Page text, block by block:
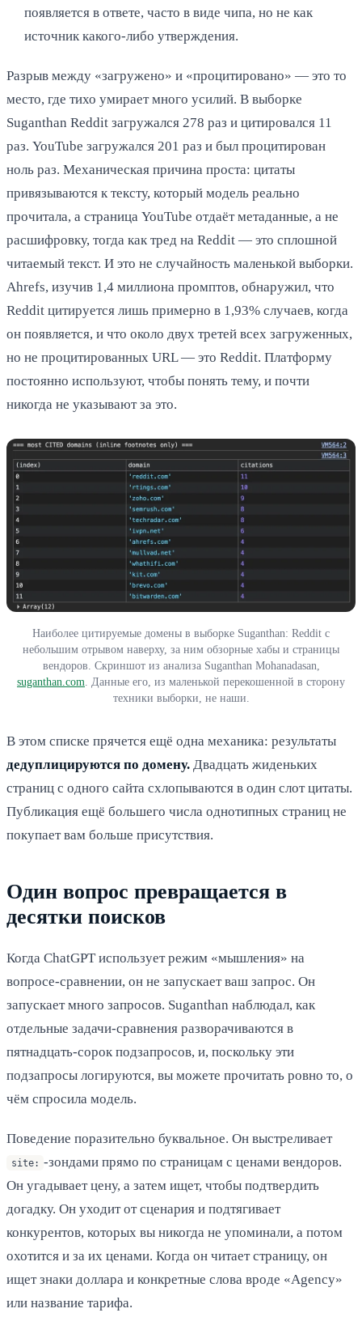
появляется в ответе, часто в виде чипа, но не как
источник какого-либо утверждения.
Разрыв между «загружено» и «процитировано» — это то
место, где тихо умирает много усилий. В выборке
Suganthan Reddit загружался 278 раз и цитировался 11
раз. YouTube загружался 201 раз и был процитирован
ноль раз. Механическая причина проста: цитаты
привязываются к тексту, который модель реально
прочитала, а страница YouTube отдаёт метаданные, а не
расшифровку, тогда как тред на Reddit — это сплошной
читаемый текст. И это не случайность маленькой выборки.
Ahrefs, изучив 1,4 миллиона промптов, обнаружил, что
Reddit цитируется лишь примерно в 1,93% случаев, когда
он появляется, и что около двух третей всех загруженных,
но не процитированных URL — это Reddit. Платформу
постоянно используют, чтобы понять тему, и почти
никогда не указывают за это.
Наиболее цитируемые домены в выборке Suganthan: Reddit с
небольшим отрывом наверху, за ним обзорные хабы и страницы
вендоров. Скриншот из анализа Suganthan Mohanadasan,
suganthan.com . Данные его, из маленькой перекошенной в сторону
техники выборки, не наши.
В этом списке прячется ещё одна механика: результаты
дедуплицируются по домену. Двадцать жиденьких
страниц с одного сайта схлопываются в один слот цитаты.
Публикация ещё большего числа однотипных страниц не
покупает вам больше присутствия.
Один вопрос превращается в
десятки поисков
Когда ChatGPT использует режим «мышления» на
вопросе-сравнении, он не запускает ваш запрос. Он
запускает много запросов. Suganthan наблюдал, как
отдельные задачи-сравнения разворачиваются в
пятнадцать-сорок подзапросов, и, поскольку эти
подзапросы логируются, вы можете прочитать ровно то, о
чём спросила модель.
Поведение поразительно буквальное. Он выстреливает
site: -зондами прямо по страницам с ценами вендоров.
Он угадывает цену, а затем ищет, чтобы подтвердить
догадку. Он уходит от сценария и подтягивает
конкурентов, которых вы никогда не упоминали, а потом
охотится и за их ценами. Когда он читает страницу, он
ищет знаки доллара и конкретные слова вроде «Agency»
или название тарифа.